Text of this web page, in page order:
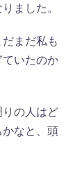
ました。
まだ私も
いたのか
の人はど
なと、頭